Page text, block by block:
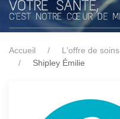
Accueil L'offre de soins
Shipley Émilie